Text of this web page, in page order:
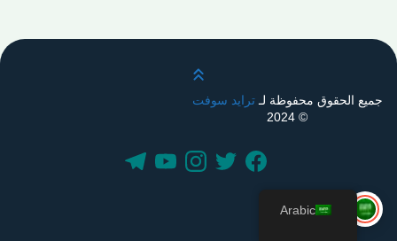
قم بالتمرير لأعلى
جميع الحقوق محفوظة لـترايد سوفت
© 2024
Arabic